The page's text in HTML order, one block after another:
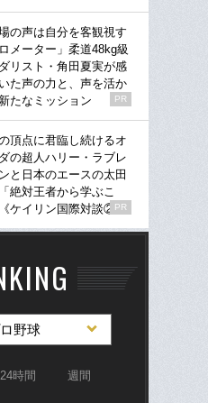
場の声は自分を客観視す
メーター」柔道48kg級
リスト・角田夏実が感
た声の力と、声を活か
たなミッション
PR
頂点に君臨し続けるオ
の超人ハリー・ラブレ
と日本のエースの太田
絶対王者から学ぶこ
ケイリン国際対談②》
PR
野球
24時間 週間